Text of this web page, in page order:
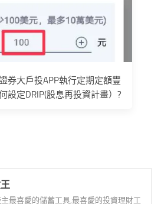
券大戶投APP執行定期定額豐
設定DRIP(股息再投資計畫）?
最喜愛的儲蓄工具,最喜愛的投資理財工